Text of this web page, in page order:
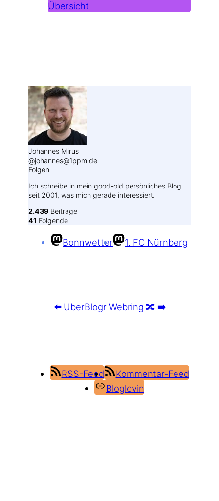
Übersicht
Johannes Mirus
@johannes@1ppm.de
Folgen
Ich schreibe in mein good-old persönliches Blog
seit 2001, was mich gerade interessiert.
2.439 Beiträge
41 Folgende
Bonnwetter 1. FC Nürnberg
⬅️ UberBlogr Webring 🔀 ➡️
RSS-Feed
Kommentar-Feed
Bloglovin